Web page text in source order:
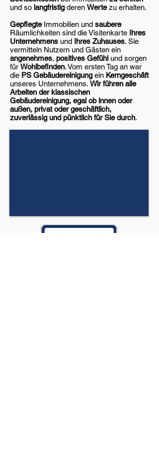
und so langfristigderen Wertezu erhalten.
Gepflegte Immobilien und saubere
Räumlichkeiten sind die Visitenkarte Ihres
Unternehmens und Ihres Zuhauses. Sie
vermitteln Nutzern und Gästen ein
angenehmes, positives Gefühl und sorgen
für Wohlbefinden. Vom ersten Tag an war
die PS Gebäudereinigungein Kerngeschäft
unseres Unternehmens. Wir führen alle
Arbeiten der klassischen
Gebäudereinigung, egal ob innen oder
außen, privat oder geschäftlich,
zuverlässig und pünktlich für Sie durch.